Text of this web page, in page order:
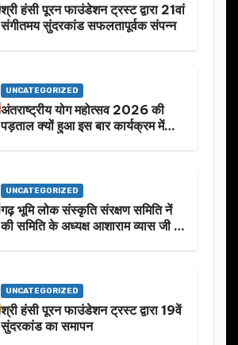
श्री हंसी पूरन फाउंडेशन ट्रस्ट द्वारा 21वां
संगीतमय सुंदरकांड सफलतापूर्वक संपन्न
UNCATEGORIZED
अंतराष्ट्रीय योग महोत्सव 2026 की
पड़ताल क्यों हुआ इस बार कार्यक्रम में
UNCATEGORIZED
गढ़ भूमि लोक संस्कृति संरक्षण समिति नें
की समिति के अध्यक्ष आशाराम व्यास जी के
UNCATEGORIZED
श्री हंसी पूरन फाउंडेशन ट्रस्ट द्वारा 19वें
सुंदरकांड का समापन